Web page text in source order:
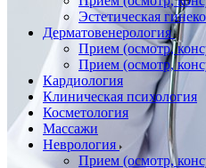
Эстетическая
Дерматовенерология
Прием (осмотр,
Прием (осмотр,
Кардиология
Клиническая психология
Косметология
Массажи
Неврология
Прием (осмотр,